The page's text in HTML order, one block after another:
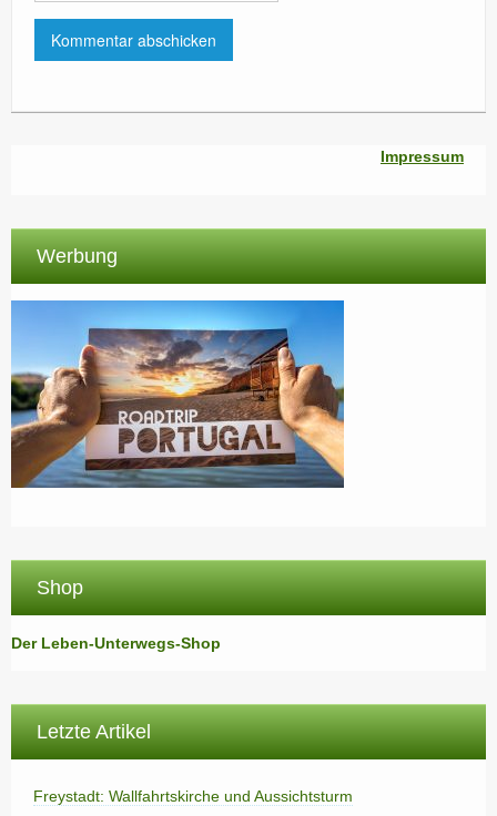
Impressum
Werbung
Shop
Der Leben-Unterwegs-Shop
Letzte Artikel
Freystadt: Wallfahrtskirche und Aussichtsturm